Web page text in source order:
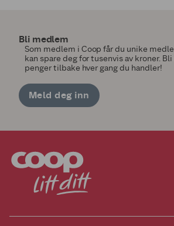
Bli medlem
Som medlem i Coop får du unike
kan spare deg for tusenvis av kroner.
penger tilbake hver gang du handler!
Meld deg inn